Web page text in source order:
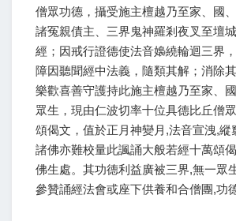
僧眾功德，攝受施主檀越乃至家、國
諸冤親債主、三界鬼神羅剎夜叉至壇
經；因戒行證德使法音嬝繞輪迴三界
障因聽聞經中法義，隨類其解；消除
樂歡喜善守護持此施主檀越乃至家、
眾生，現由仁波切率十位具德比丘僧
頌偈文，值於正月神變月,法音宣洩,縱
諸佛亦難校量此諷誦大般若經十萬頌
佛生處。其功德利益廣被三界,無一眾
參贊誦經法會或座下供養和合僧團,功